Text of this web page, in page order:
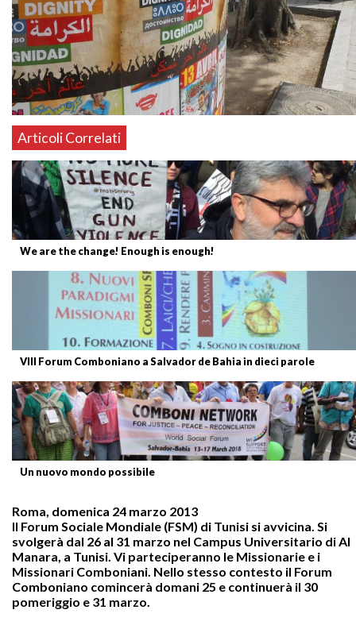
Articoli Correlati
We are the change! Enough is enough!
VIII Forum Comboniano a Salvador de Bahia in dieci parole
Un nuovo mondo possibile
Roma, domenica 24 marzo 2013
Il Forum Sociale Mondiale (FSM) di Tunisi si avvicina. Si
svolgerà dal 26 al 31 marzo nel Campus Universitario di Al
Manara, a Tunisi. Vi parteciperanno le Missionarie e i
Missionari Comboniani. Nello stesso contesto il Forum
Comboniano comincerà domani 25 e continuerà il 30
pomeriggio e 31 marzo.